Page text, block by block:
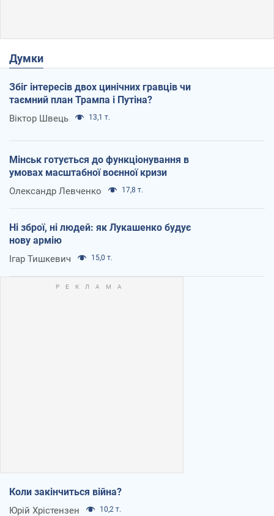
Думки
Збіг інтересів двох цинічних гравців чи
таємний план Трампа і Путіна?
Віктор Швець 13,1 т.
Мінськ готується до функціонування в
умовах масштабної воєнної кризи
Олександр Левченко 17,8 т.
Ні зброї, ні людей: як Лукашенко будує
нову армію
Ігар Тишкевич 15,0 т.
Коли закінчиться війна?
Юрій Хрістензен 10,2 т.